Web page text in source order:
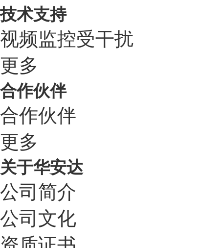
技术支持
视频监控受干扰
更多
合作伙伴
合作伙伴
更多
关于华安达
公司简介
公司文化